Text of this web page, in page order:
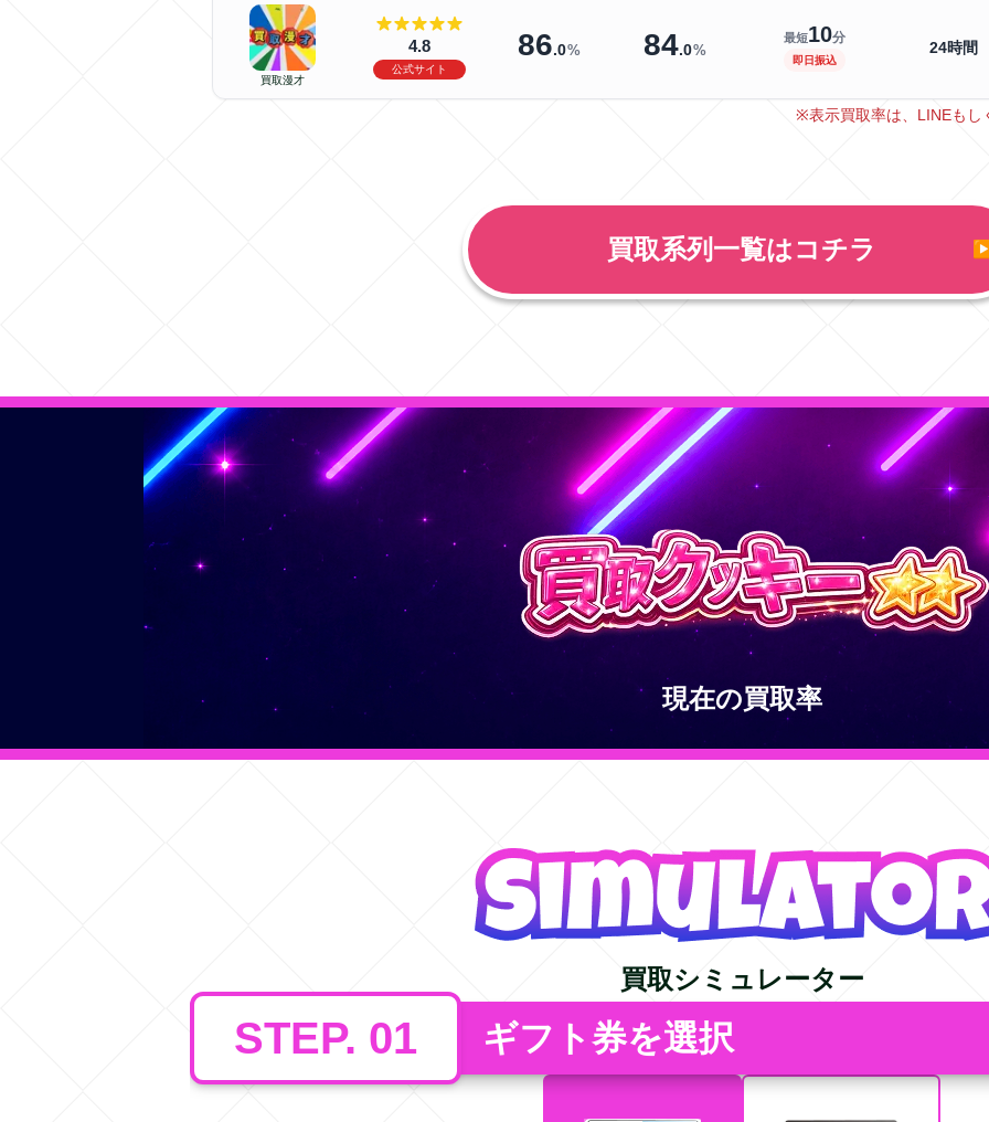
買取漫才
4.8
公式サイト
86.0% 84.0%
最短10分
即日振込
24時間
※表示買取率は、LINEもし
買取系列一覧はコチラ
現在の買取率
買取シミュレーター
STEP. 01 ギフト券を選択